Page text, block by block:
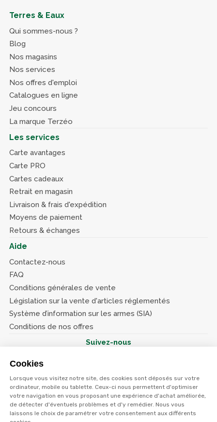
Cookies
Lorsque vous visitez notre site, des cookies sont déposés sur votre
ordinateur, mobile ou tablette. Ceux-ci nous permettent d'optimiser
votre navigation en vous proposant une expérience d'achat améliorée,
de détecter d'éventuels problèmes et d'y remédier. Nous vous
laissons le choix de paramétrer votre consentement aux différents
Terres & Eaux
Qui sommes-nous ?
Blog
Nos magasins
Nos services
Nos offres d'emploi
Catalogues en ligne
Jeu concours
La marque Terzéo
Les services
Carte avantages
Carte PRO
Cartes cadeaux
Retrait en magasin
Livraison & frais d'expédition
Moyens de paiement
Retours & échanges
Aide
Contactez-nous
FAQ
Conditions générales de vente
Législation sur la vente d'articles réglementés
Système d’information sur les armes (SIA)
Conditions de nos offres
Suivez-nous
© Terres et eaux 2026
Politique de confidentialité
Mentions légales
CGV